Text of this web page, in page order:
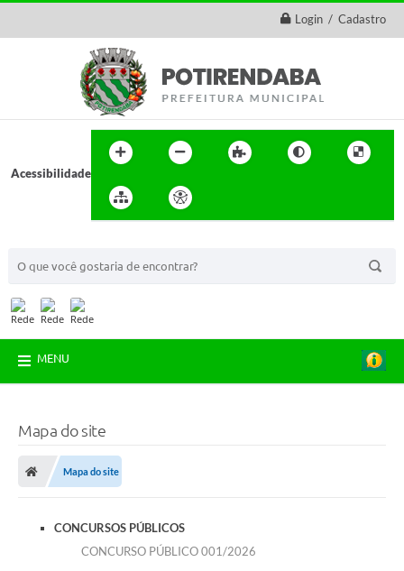
Login / Cadastro
Acessibilidade
MENU
Mapa do site
Mapa do site
CONCURSOS PÚBLICOS
CONCURSO PÚBLICO 001/2026